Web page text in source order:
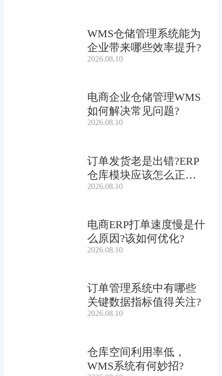
WMS仓储管理系统能为
企业带来哪些效率提升?
2026.08.10
电商企业仓储管理WMS
如何解决常见问题?
2026.08.10
订单发货老是出错?ERP
仓库模块应该怎么正确
使用?
2026.08.10
电商ERP打单速度慢是什
么原因?该如何优化?
2026.08.10
订单管理系统中有哪些
关键数据指标值得关注?
2026.08.10
仓库空间利用率低，
WMS系统有何妙招?